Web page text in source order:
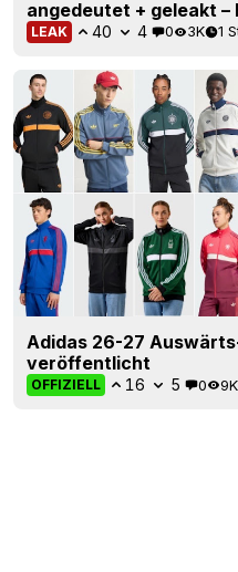
angedeutet + geleakt –
LEAK 40 4 0 3K 1
Adidas 26-27
veröffentlicht
OFFIZIELL 16 5 0 9K